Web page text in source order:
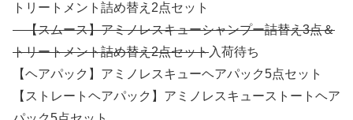
トリートメント詰め替え2点セット
【スムース】アミノレスキューシャンプー詰替え3点＆
トリートメント詰め替え2点セット入荷待ち
【ヘアパック】アミノレスキューヘアパック5点セット
【ストレートヘアパック】アミノレスキューストートヘア